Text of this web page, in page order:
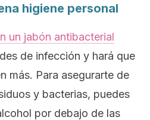
higiene personal
un jabón antibacterial
de infección y hará que
más. Para asegurarte de
y bacterias, puedes
por debajo de las